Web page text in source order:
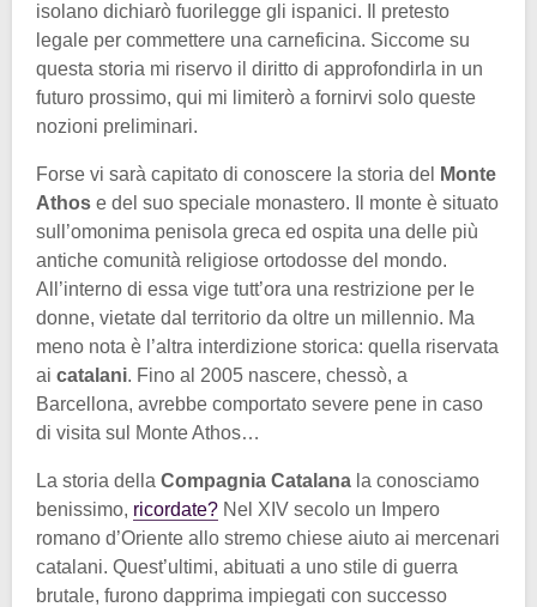
isolano dichiarò fuorilegge gli ispanici. Il pretesto
legale per commettere una carneficina. Siccome su
questa storia mi riservo il diritto di approfondirla in un
futuro prossimo, qui mi limiterò a fornirvi solo queste
nozioni preliminari.
Forse vi sarà capitato di conoscere la storia del
Monte
Athos e del suo speciale monastero. Il monte è situato
sull’omonima penisola greca ed ospita una delle più
antiche comunità religiose ortodosse del mondo.
All’interno di essa vige tutt’ora una restrizione per le
donne, vietate dal territorio da oltre un millennio. Ma
meno nota è l’altra interdizione storica: quella riservata
ai catalani. Fino al 2005 nascere, chessò, a
Barcellona, avrebbe comportato severe pene in caso
di visita sul Monte Athos…
La storia della Compagnia Catalana la conosciamo
benissimo, ricordate? Nel XIV secolo un Impero
romano d’Oriente allo stremo chiese aiuto ai mercenari
catalani. Quest’ultimi, abituati a uno stile di guerra
brutale, furono dapprima impiegati con successo